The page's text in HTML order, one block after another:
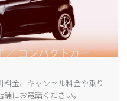
金、キャンセル料金や乗り
にお電話ください。